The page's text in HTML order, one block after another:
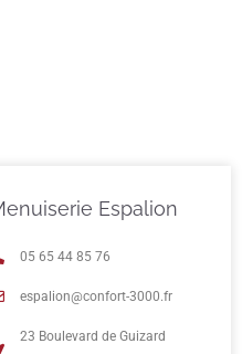
Espalion
05 65 44 85 76
espalion@confort-3000.fr
23 Boulevard de Guizard